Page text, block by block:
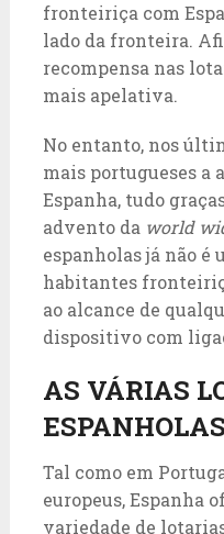
fronteiriça com
lado da fronteira.
recompensa nas
mais apelativa.
No entanto, nos
mais portugueses a
Espanha, tudo
advento da world
espanholas já não é
habitantes
ao alcance de
dispositivo com
AS VÁRIAS
ESPANHOLAS
Tal como em
europeus, Espanha
variedade de